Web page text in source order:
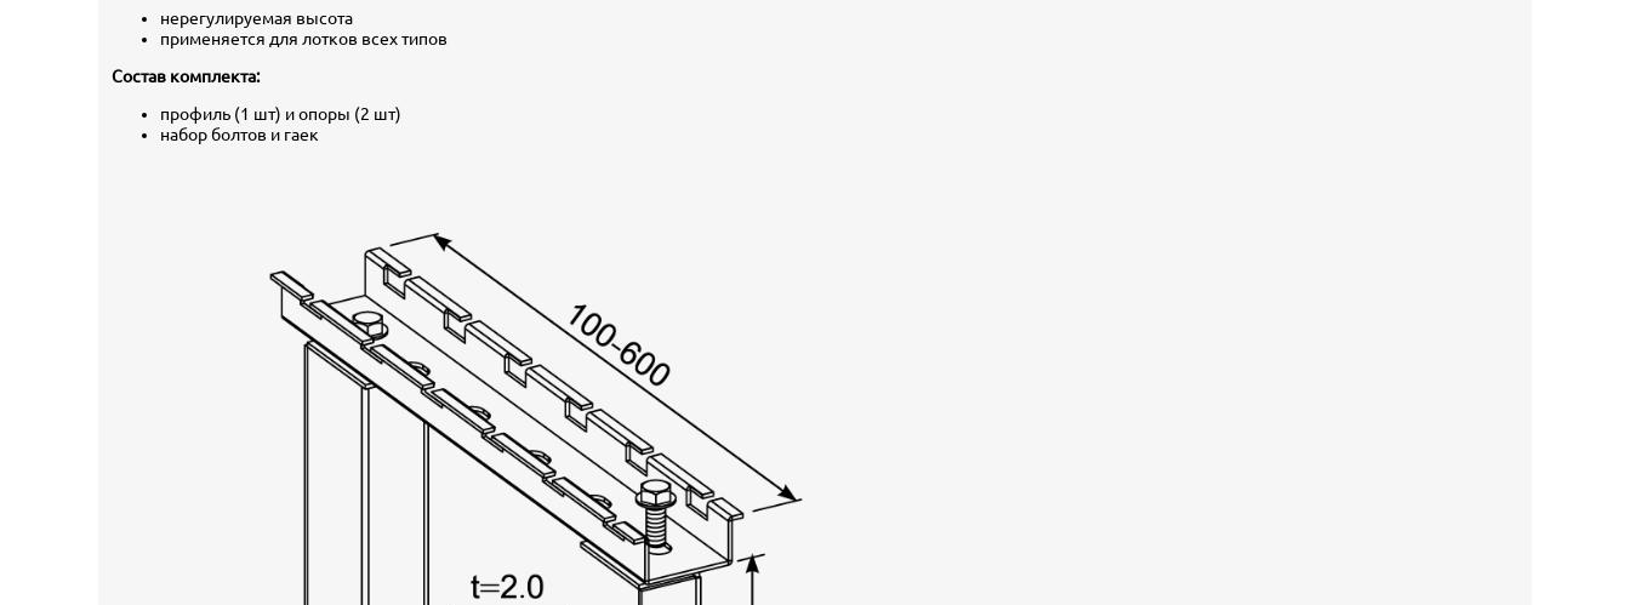
нерегулируемая высота
применяется для лотков всех типов
Состав комплекта:
профиль (1 шт) и опоры (2 шт)
набор болтов и гаек